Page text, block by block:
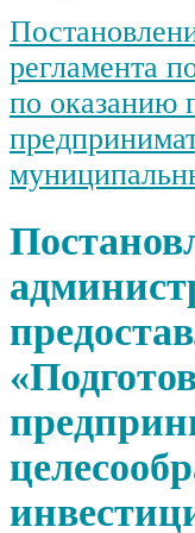
регламента
по оказанию